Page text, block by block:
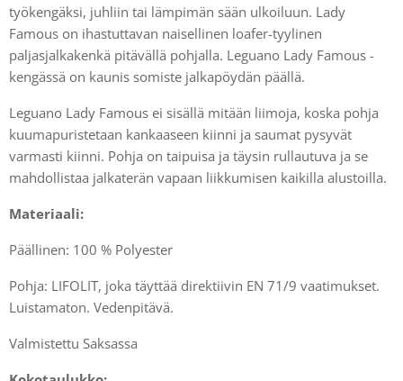
työkengäksi, juhliin tai lämpimän sään ulkoiluun. Lady
Famous on ihastuttavan naisellinen loafer-tyylinen
paljasjalkakenkä pitävällä pohjalla. Leguano Lady Famous -
kengässä on kaunis somiste jalkapöydän päällä.
Leguano Lady Famous ei sisällä mitään liimoja, koska pohja
kuumapuristetaan kankaaseen kiinni ja saumat pysyvät
varmasti kiinni. Pohja on taipuisa ja täysin rullautuva ja se
mahdollistaa jalkaterän vapaan liikkumisen kaikilla alustoilla.
Materiaali:
Päällinen: 100 % Polyester
Pohja: LIFOLIT, joka täyttää direktiivin EN 71/9 vaatimukset.
Luistamaton. Vedenpitävä.
Valmistettu Saksassa